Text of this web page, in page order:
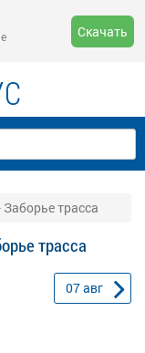
Скачать
трасса
трасса
07авг